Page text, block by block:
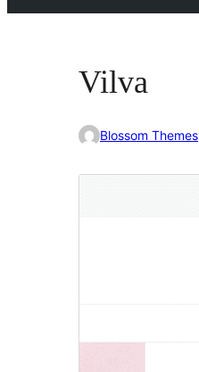
Vilva
Blossom Themes